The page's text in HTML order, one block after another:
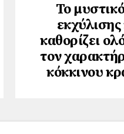
Το
καθορίζει
τον
κόκκινου